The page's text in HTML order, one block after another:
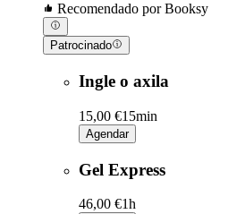
Recomendado por Booksy
Patrocinado
Ingle o axila
15,00 €15min
Agendar
Gel Express
46,00 €1h